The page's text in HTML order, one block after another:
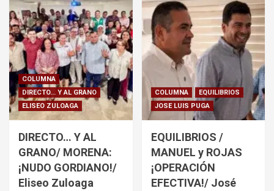
COLUMNA
DIRECTO... Y AL GRANO
ELISEO ZULOAGA
DIRECTO… Y AL
GRANO/ MORENA:
¡NUDO GORDIANO!/
Eliseo Zuloaga
COLUMNA
EQUILIBRIOS
JOSE LUIS PUGA
EQUILIBRIOS /
MANUEL y ROJAS
¡OPERACIÓN
EFECTIVA!/ José